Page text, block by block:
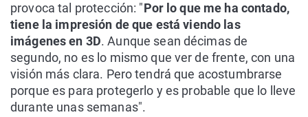
provoca tal protección: "Por lo que me ha contado,
tiene la impresión de que está viendo las
imágenes en 3D. Aunque sean décimas de
segundo, no es lo mismo que ver de frente, con una
visión más clara. Pero tendrá que acostumbrarse
porque es para protegerlo y es probable que lo lleve
durante unas semanas".